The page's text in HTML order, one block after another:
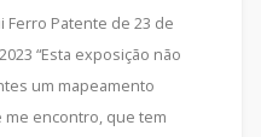
Ferro Patente de 23 de
“Esta exposição não
um mapeamento
me encontro, que tem